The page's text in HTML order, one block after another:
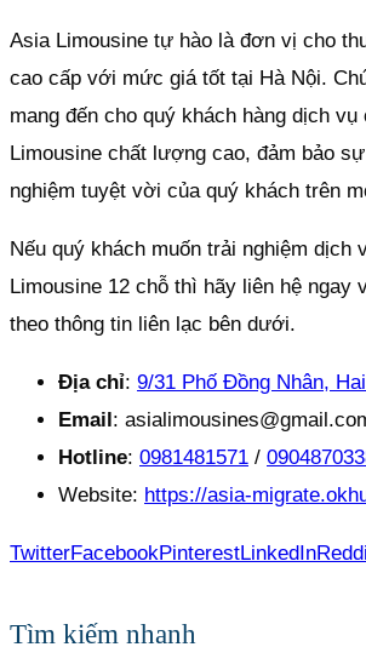
Asia Limousine tự hào là đơn vị cho
cao cấp với mức giá tốt tại Hà Nội.
mang đến cho quý khách hàng dịch vụ
Limousine chất lượng cao, đảm bảo
nghiệm tuyệt vời của quý khách trên
Nếu quý khách muốn trải nghiệm dịch
Limousine 12 chỗ thì hãy liên hệ ngay
theo thông tin liên lạc bên dưới.
Địa chỉ: 9/31 Phố Đồng Nhân,
Email:
Hotline: 0981481571 /
Website: https://asia-
TwitterFacebookPinterestLinkedIn
Tìm kiếm nhanh